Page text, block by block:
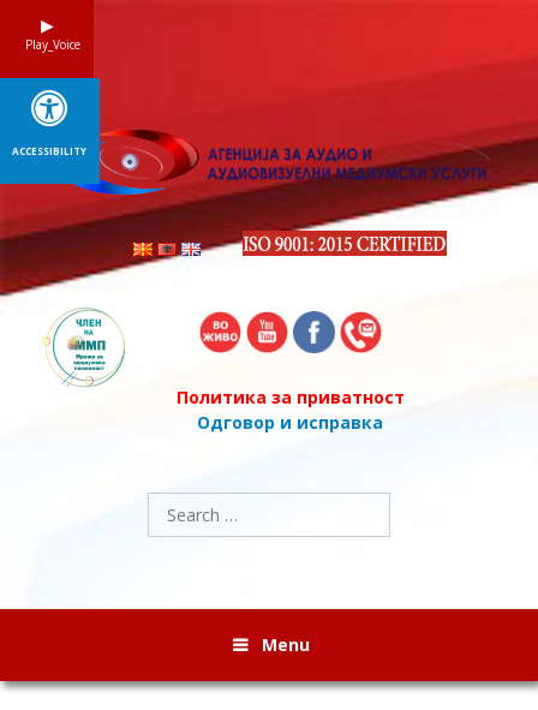
Политика за приватност
Одговор и исправка
Search
for:
Menu
Play_Voice
ACCESSIBILITY